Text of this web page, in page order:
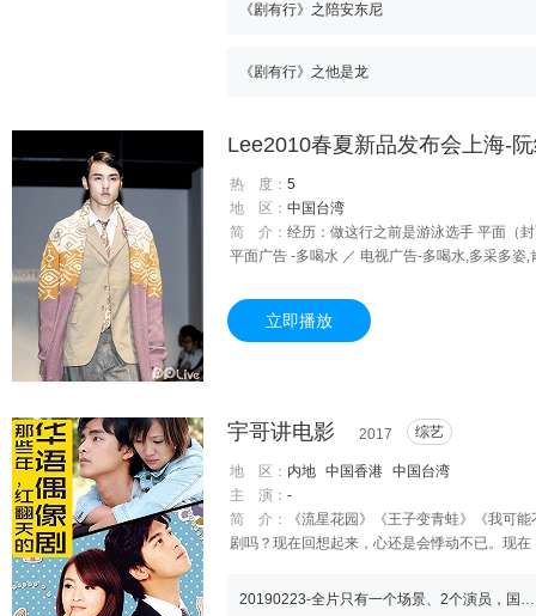
《剧有行》之陪安东尼
《剧有行》之他是龙
Lee2010春夏新品发布会上海-
热 度： 5
地 区： 中国台湾
简 介： 经历：做这行之前是游泳选手 平面（
平面广告 -多喝水 ／ 电视广告-多喝水,多采多
／双十,汉口 高中（职）／台中一中,新民商工,
的动物：海豚,狗 害怕的动物：蝙蝠 喜欢的运
及过程：和朋友回台北闲晃@@碰巧被发现 给
点,做这行到现在差不多6.7个月,一直觉得自己
面：Men's uno、FHM、美丽佳人、蔻丽 广告
带：爱过、天堂与地狱、神奇 、就是我想你 ,躲
立即播放
宇哥讲电影 2017 综艺
地 区： 内地 中国香港 中国台湾
主 演： -
简 介：
《流星花园》《王子变青蛙》《我可
剧吗？现在回想起来，心还是会悸动不已。现
20190223-全片只有一个场景、2个演员，国外多次得奖的冷门电影